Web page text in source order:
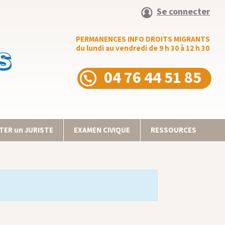
Se connecter
PERMANENCES INFO DROITS MIGRANTS
du lundi au vendredi de 9 h 30 à 12 h 30
04 76 44 51 85
un JURISTE EXAMEN CIVIQUE RESSOURCES